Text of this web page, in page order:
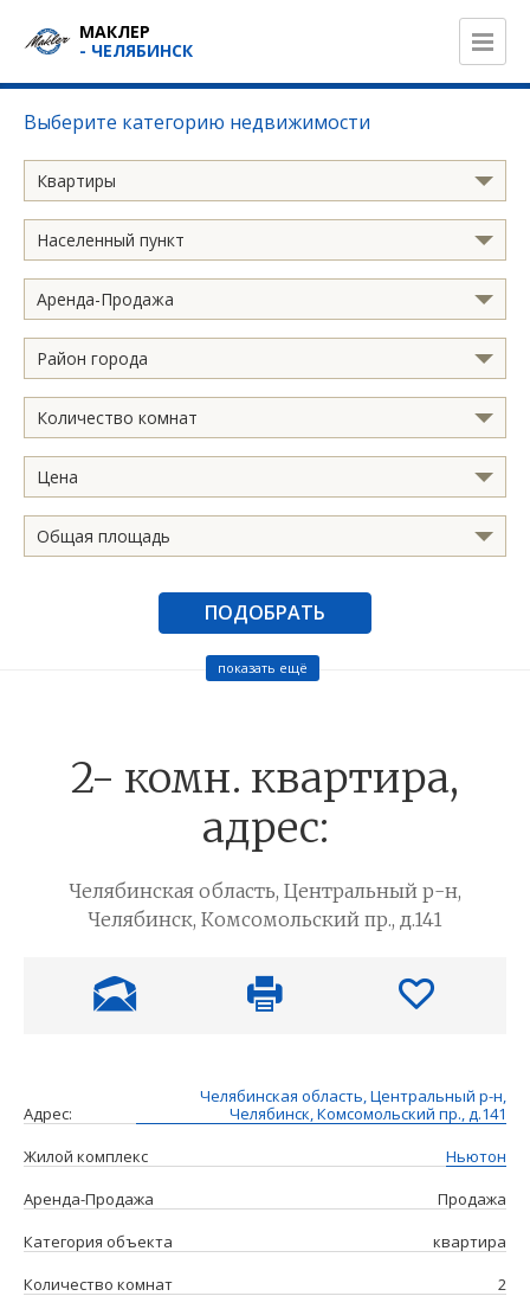
МАКЛЕР
- ЧЕЛЯБИНСК
Выберите категорию недвижимости
Квартиры
Населенный пункт
Аренда-Продажа
Район города
Количество комнат
Цена
Общая площадь
ПОДОБРАТЬ
показать ещё
2- комн. квартира,
адрес:
Челябинская область, Центральный р-н,
Челябинск, Комсомольский пр., д.141
Адрес:
Челябинская область, Центральный р-н,
Челябинск, Комсомольский пр., д.141
Жилой комплекс
Ньютон
Аренда-Продажа
Продажа
Категория объекта
квартира
Количество комнат
2